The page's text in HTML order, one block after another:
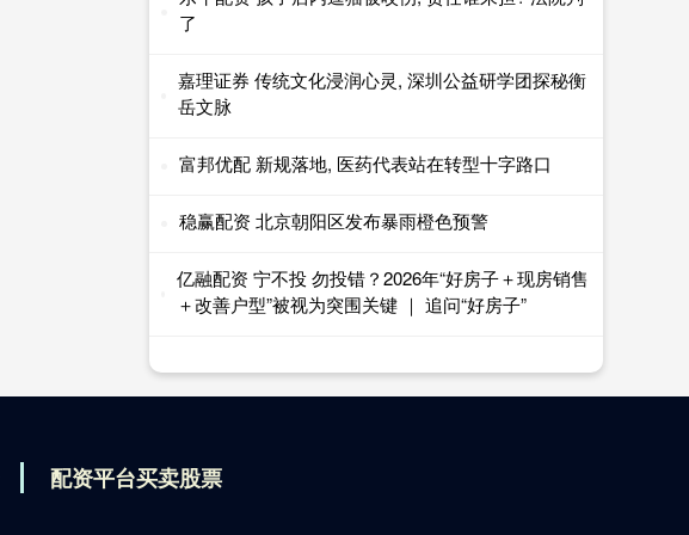
了
嘉理证券 传统文化浸润心灵, 深圳公益研学团探秘衡
岳文脉
富邦优配 新规落地, 医药代表站在转型十字路口
稳赢配资 北京朝阳区发布暴雨橙色预警
亿融配资 宁不投 勿投错？2026年“好房子＋现房销售
＋改善户型”被视为突围关键 ｜ 追问“好房子”
配资平台买卖股票